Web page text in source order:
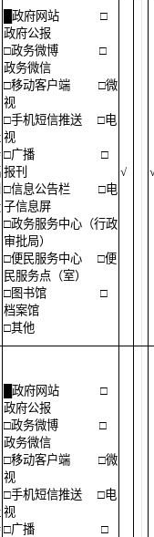
█政府网站
□
政府公报
□政务微博
□
政务微信
□移动客户端
□微
视
□手机短信推送
□电
视
□广播
□
报刊
□信息公告栏
□电
子信息屏
□政务服务中心（行政
审批局）
□便民服务中心
□便
民服务点（室）
□图书馆
□
档案馆
□其他
√
█政府网站
□
政府公报
□政务微博
□
政务微信
□移动客户端
□微
视
□手机短信推送
□电
视
□广播
□